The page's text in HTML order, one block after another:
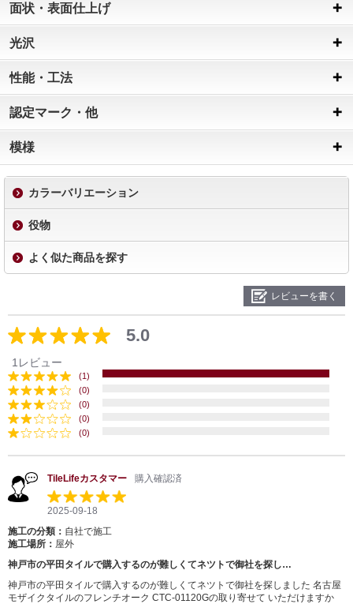
面状・表面仕上げ
光沢
性能・工法
認定マーク・他
模様
カラーバリエーション
役物
よく似た商品を探す
レビューを書く
5.0
1レビュー
(1)
(0)
(0)
(0)
(0)
TileLifeカスタマー 購入確認済
2025-09-18
施工の分類： 自社で施工
施工場所： 屋外
神戸市の平田タイルで購入するのが難しくてネツトで御社を探し…
神戸市の平田タイルで購入するのが難しくてネツトで御社を探しました 名古屋
モザイクタイルのフレンチオーク CTC-01120Gの取り寄せて いただけますか